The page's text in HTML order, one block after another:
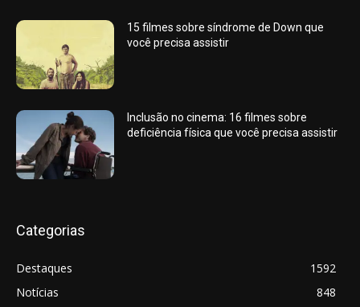
15 filmes sobre síndrome de Down que
você precisa assistir
Inclusão no cinema: 16 filmes sobre
deficiência física que você precisa assistir
Categorias
Destaques
1592
Notícias
848